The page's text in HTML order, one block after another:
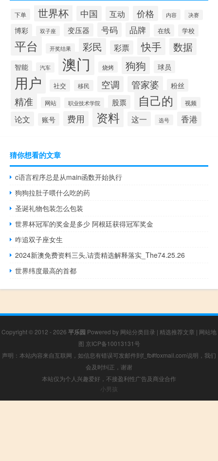
下单 世界杯 中国 互动 价格 内容 决赛
博彩 双子座 变压器 号码 品牌 在线 学校
平台 开奖结果 彩民 彩票 快手 数据
智能 汽车 澳门 烧烤 狗狗 球员
用户 社交 移民 空调 管家婆 粉丝
精准 网站 职业技术学院 股票 自己的 视频
论文 账号 费用 资料 这一 选号 香港
猜你想看的文章
c语言程序总是从main函数开始执行
狗狗拉肚子喂什么吃的药
圣诞礼物包装怎么包装
世界杯冠军的奖金是多少 阿根廷获得冠军奖金
咋追双子座女生
2024新澳免费资料三头,诘责精选解释落实_The74.25.26
世界纬度最高的首都
Copyright © 2012 - 2026 平乐园 Powered by 网站分类目录 | 精选推荐文章 | 网站地
图 京ICP备10013131号
声明：本站内容来自互联网，如信息有错误可发邮件到f_fb#foxmail.com说明，我们
会及时纠正，谢谢
本站仅为个人兴趣爱好，不接盈利性广告及商业合作
小男孩